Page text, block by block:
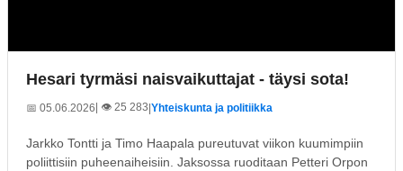
Hesari tyrmäsi naisvaikuttajat - täysi sota!
📅 05.06.2026| 👁️ 25 283 Yhteiskunta ja politiikka
Jarkko Tontti ja Timo Haapala pureutuvat viikon kuumimpiin
poliittisiin puheenaiheisiin. Jaksossa ruoditaan Petteri Orpon